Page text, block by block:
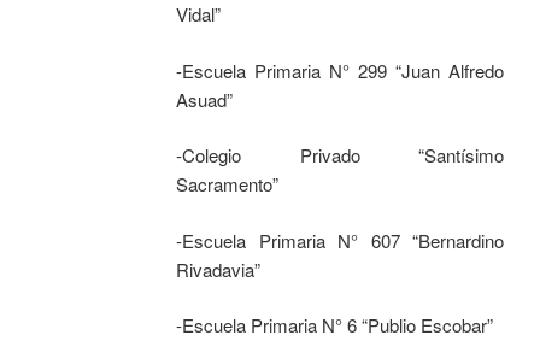
Vidal”
-Escuela Primaria N° 299 “Juan Alfredo
Asuad”
-Colegio Privado “Santísimo
Sacramento”
-Escuela Primaria N° 607 “Bernardino
Rivadavia”
-Escuela Primaria N° 6 “Publio Escobar”